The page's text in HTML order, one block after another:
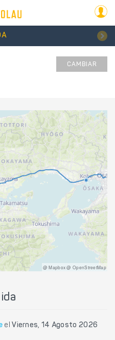
CAMBIAR
@ Mapbox @ OpenStreetMap
elViernes, 14 Agosto 2026